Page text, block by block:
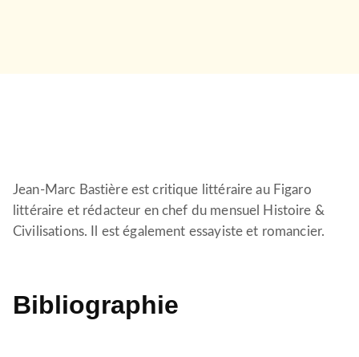
Jean-Marc Bastière est critique littéraire au Figaro
littéraire et rédacteur en chef du mensuel Histoire &
Civilisations. Il est également essayiste et romancier.
Bibliographie